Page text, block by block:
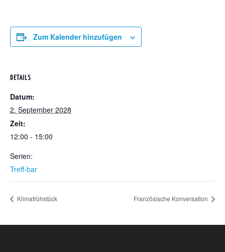
Zum Kalender hinzufügen
DETAILS
Datum:
2. September 2028
Zeit:
12:00 - 15:00
Serien:
Treff-bar
Klimafrühstück Französische Konversation